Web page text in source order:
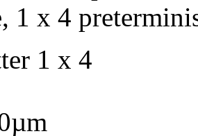
1 x 4
1 x 4